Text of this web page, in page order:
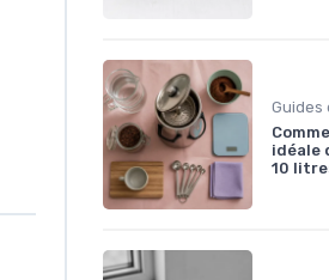
Guides
idéale
10